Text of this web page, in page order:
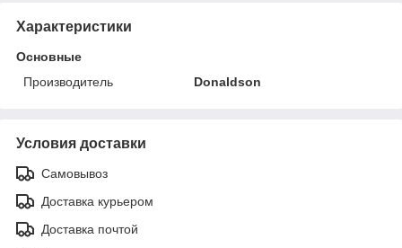
Характеристики
Основные
Производитель
Donaldson
Условия доставки
Самовывоз
Доставка курьером
Доставка почтой